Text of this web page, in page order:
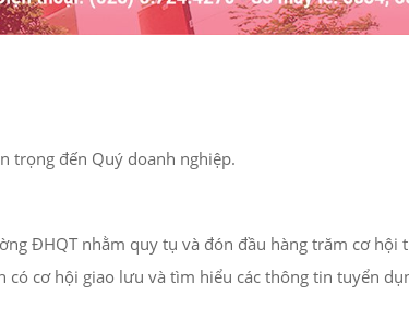
trọng đến Quý doanh nghiệp.
ĐHQT nhằm quy tụ và đón đầu hàng trăm cơ
cơ hội giao lưu và tìm hiểu các thông tin tuyển